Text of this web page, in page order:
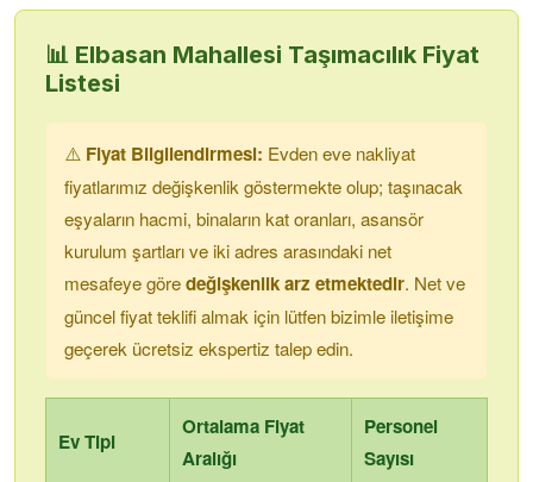
📊 Elbasan Mahallesi Taşımacılık Fiyat
Listesi
⚠️ Fiyat Bilgilendirmesi: Evden eve nakliyat
fiyatlarımız değişkenlik göstermekte olup; taşınacak
eşyaların hacmi, binaların kat oranları, asansör
kurulum şartları ve iki adres arasındaki net
mesafeye göredeğişkenlik arz etmektedir. Net ve
güncel fiyat teklifi almak için lütfen bizimle iletişime
geçerek ücretsiz ekspertiz talep edin.
Ev Tipi
Ortalama Fiyat
Aralığı
Personel
Sayısı